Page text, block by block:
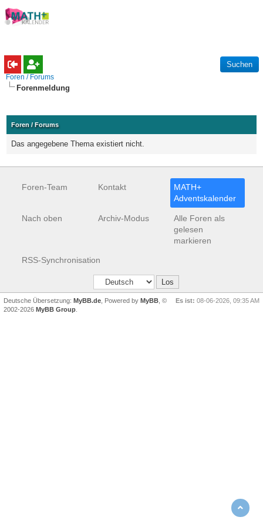
Foren / Forums
Forenmeldung
Foren / Forums
Das angegebene Thema existiert nicht.
Foren-Team Kontakt
MATH+
Adventskalender
Nach oben Archiv-Modus
Alle Foren als
gelesen
markieren
RSS-Synchronisation
Es ist: 08-06-2026, 09:35 AM
Deutsche Übersetzung: MyBB.de , Powered by MyBB , ©
2002-2026 MyBB Group